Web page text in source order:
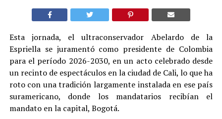
Esta jornada, el ultraconservador Abelardo de la
Espriella se juramentó como presidente de Colombia
para el período 2026-2030, en un acto celebrado desde
un recinto de espectáculos en la ciudad de Cali, lo que ha
roto con una tradición largamente instalada en ese país
suramericano, donde los mandatarios recibían el
mandato en la capital, Bogotá.